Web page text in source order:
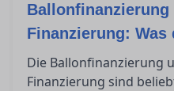
Ballonfinanzierung
Finanzierung:
Die Ballonfinanzierung
Finanzierung sind